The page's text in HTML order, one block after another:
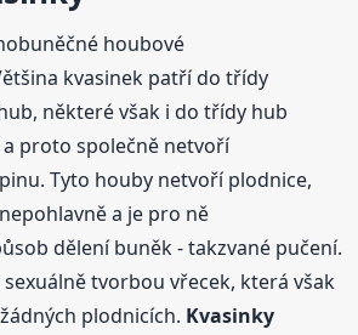
houbové
kvasinek patří do třídy
některé však i do třídy hub
proto společně netvoří
Tyto houby netvoří plodnice,
a je pro ně
dělení buněk - takzvané pučení.
tvorbou vřecek, která však
plodnicích. Kvasinky